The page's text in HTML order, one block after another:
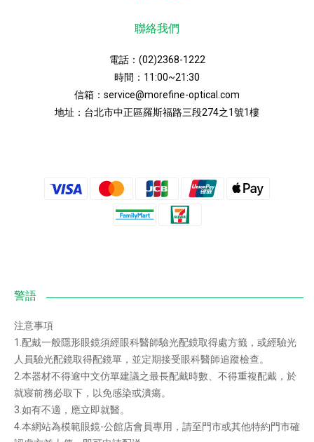
聯絡我們
電話： (02)2368-1222
時間：11:00~21:30
信箱： service@morefine-optical.com
地址： 台北市中正區羅斯福路三段274之1號1樓
注意事項
1.配戴一般隱形眼鏡須經眼科醫師驗光配鏡取得處方籤，或經驗光
人員驗光配鏡取得配鏡單，並定期接受眼科醫師追蹤檢查。
2.本器材不得逾中文仿單建議之最長配戴時數、不得重複配戴，於
就寢前務必取下，以免感染或潰瘍。
3.如有不適，應立即就醫。
4.本網站為模範眼鏡-公館店會員專用，請至門市或其他特約門市確